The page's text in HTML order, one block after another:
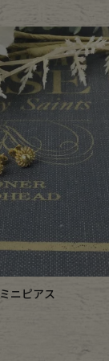
ニピアス